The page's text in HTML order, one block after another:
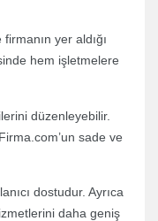
yer aldığı
hem işletmelere
düzenleyebilir.
sade ve
dostudur. Ayrıca
daha geniş